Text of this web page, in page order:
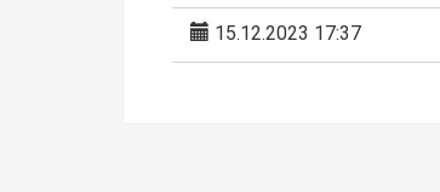
15.12.2023 17:37